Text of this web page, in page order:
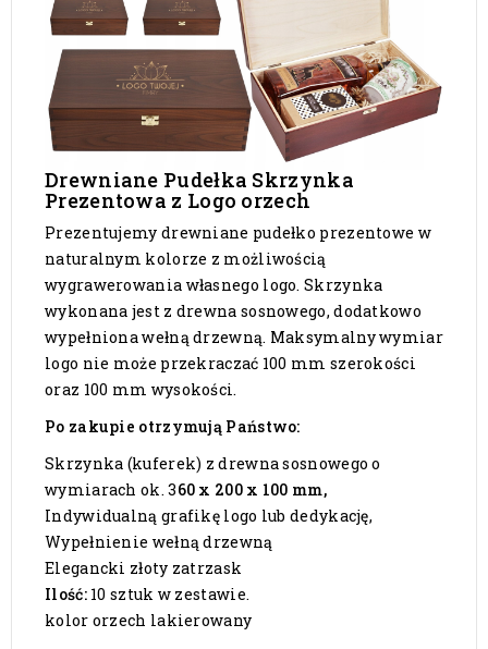
Drewniane Pudełka Skrzynka
Prezentowa z Logo orzech
Prezentujemy drewniane pudełko prezentowe w
naturalnym kolorze z możliwością
wygrawerowania własnego logo. Skrzynka
wykonana jest z drewna sosnowego, dodatkowo
wypełniona wełną drzewną. Maksymalny wymiar
logo nie może przekraczać 100 mm szerokości
oraz 100 mm wysokości.
Po zakupie otrzymują Państwo:
Skrzynka (kuferek) z drewna sosnowego o
wymiarach ok. 360 x 200 x 100 mm,
Indywidualną grafikę logo lub dedykację,
Wypełnienie wełną drzewną
Elegancki złoty zatrzask
Ilość:10 sztuk w zestawie.
kolor orzech lakierowany